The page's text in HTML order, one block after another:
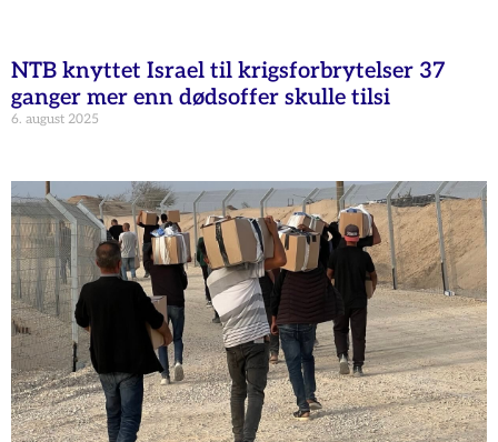
NTB knyttet Israel til krigsforbrytelser 37
ganger mer enn dødsoffer skulle tilsi
6. august 2025